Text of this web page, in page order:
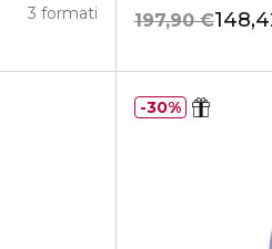
3 formati 197,90 €
30%